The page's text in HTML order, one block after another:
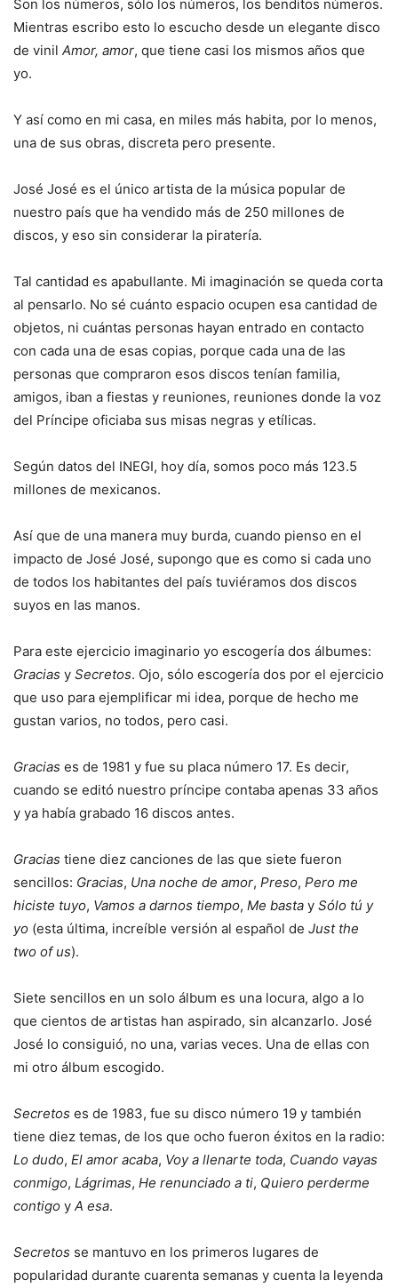
Son los números, sólo los números, los benditos números.
Mientras escribo esto lo escucho desde un elegante disco
de vinil Amor, amor, que tiene casi los mismos años que
yo.
Y así como en mi casa, en miles más habita, por lo menos,
una de sus obras, discreta pero presente.
José José es el único artista de la música popular de
nuestro país que ha vendido más de 250 millones de
discos, y eso sin considerar la piratería.
Tal cantidad es apabullante. Mi imaginación se queda corta
al pensarlo. No sé cuánto espacio ocupen esa cantidad de
objetos, ni cuántas personas hayan entrado en contacto
con cada una de esas copias, porque cada una de las
personas que compraron esos discos tenían familia,
amigos, iban a fiestas y reuniones, reuniones donde la voz
del Príncipe oficiaba sus misas negras y etílicas.
Según datos del INEGI, hoy día, somos poco más 123.5
millones de mexicanos.
Así que de una manera muy burda, cuando pienso en el
impacto de José José, supongo que es como si cada uno
de todos los habitantes del país tuviéramos dos discos
suyos en las manos.
Para este ejercicio imaginario yo escogería dos álbumes:
Gracias y Secretos. Ojo, sólo escogería dos por el ejercicio
que uso para ejemplificar mi idea, porque de hecho me
gustan varios, no todos, pero casi.
Gracias es de 1981 y fue su placa número 17. Es decir,
cuando se editó nuestro príncipe contaba apenas 33 años
y ya había grabado 16 discos antes.
Gracias tiene diez canciones de las que siete fueron
sencillos: Gracias, Una noche de amor, Preso, Pero me
hiciste tuyo, Vamos a darnos tiempo, Me basta y Sólo tú y
yo (esta última, increíble versión al español de Just the
two of us).
Siete sencillos en un solo álbum es una locura, algo a lo
que cientos de artistas han aspirado, sin alcanzarlo. José
José lo consiguió, no una, varias veces. Una de ellas con
mi otro álbum escogido.
Secretos es de 1983, fue su disco número 19 y también
tiene diez temas, de los que ocho fueron éxitos en la radio:
Lo dudo, El amor acaba, Voy a llenarte toda, Cuando vayas
conmigo, Lágrimas, He renunciado a ti, Quiero perderme
contigo y A esa.
Secretos se mantuvo en los primeros lugares de
popularidad durante cuarenta semanas y cuenta la leyenda